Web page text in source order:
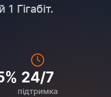
Гігабіт.
24/7
підтримка